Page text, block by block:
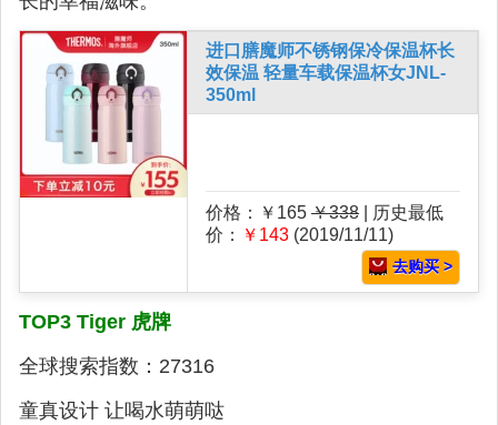
进口膳魔师不锈钢保冷保温杯长
效保温 轻量车载保温杯女JNL-
350ml
价格：￥165 ￥338 | 历史最低
价：
￥143 (2019/11/11)
去购买 >
TOP3 Tiger 虎牌
全球搜索指数：27316
童真设计 让喝水萌萌哒